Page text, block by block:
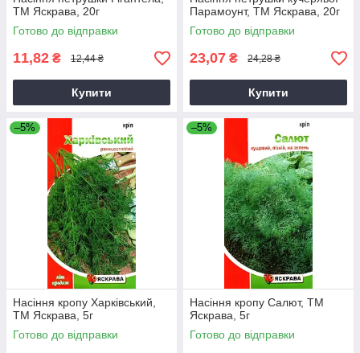
ТМ Яскрава, 20г
Готово до відправки
11,82 ₴ 12,44 ₴
Купити
Парамоунт, ТМ Яскрава, 20г
Готово до відправки
23,07 ₴ 24,28 ₴
Купити
–5%
Насіння кропу Харкiвський,
ТМ Яскрава, 5г
Готово до відправки
–5%
Насіння кропу Салют, ТМ
Яскрава, 5г
Готово до відправки